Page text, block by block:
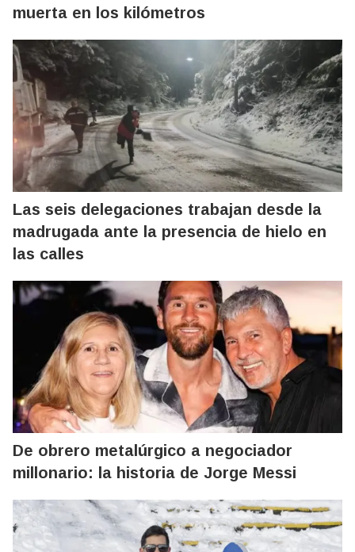
muerta en los kilómetros
Las seis delegaciones trabajan desde la
madrugada ante la presencia de hielo en
las calles
De obrero metalúrgico a negociador
millonario: la historia de Jorge Messi